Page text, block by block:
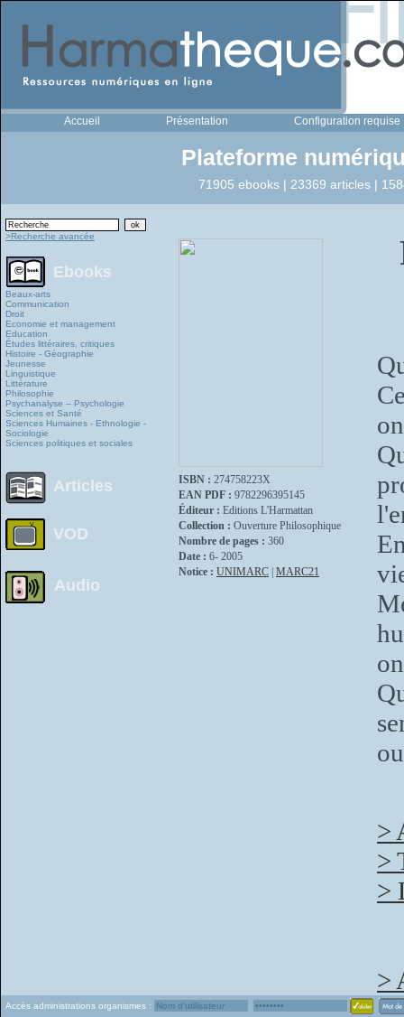
Accueil Présentation Configuration requise
Plateforme
71905 ebooks | 23369 articles |
>Recherche avancée
Ebooks
Beaux-arts
Communication
Droit
Economie et management
Education
Études littéraires, critiques
Histoire - Géographie
Jeunesse
Linguistique
Littérature
Philosophie
Psychanalyse – Psychologie
Sciences et Santé
Sciences Humaines - Ethnologie -
Sociologie
Sciences politiques et sociales
Articles
VOD
Audio
ISBN : 274758223X
EAN PDF : 9782296395145
Éditeur : Editions L'Harmattan
Collection : Ouverture Philosophique
Nombre de pages : 360
Date : 6- 2005
Notice : UNIMARC MARC21
>
>
>
>
Accès administrations organismes :